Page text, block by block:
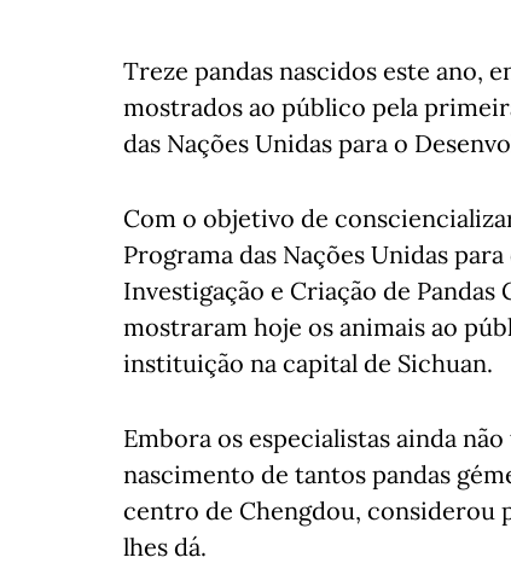
Treze pandas nascidos este ano,
mostrados ao público pela
das Nações Unidas para o
Com o objetivo de
Programa das Nações Unidas
Investigação e Criação de
mostraram hoje os animais ao
instituição na capital de Sichuan.
Embora os especialistas ainda
nascimento de tantos pandas
centro de Chengdou, considerou
lhes dá.